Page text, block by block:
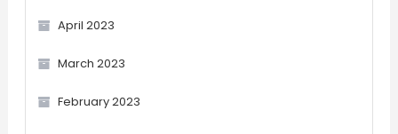
April 2023
March 2023
February 2023